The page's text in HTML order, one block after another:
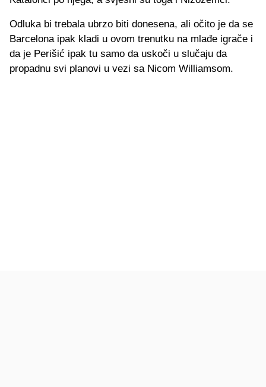
Odluka bi trebala ubrzo biti donesena, ali očito je da se
Barcelona ipak kladi u ovom trenutku na mlađe igrače i
da je Perišić ipak tu samo da uskoči u slučaju da
propadnu svi planovi u vezi sa Nicom Williamsom.